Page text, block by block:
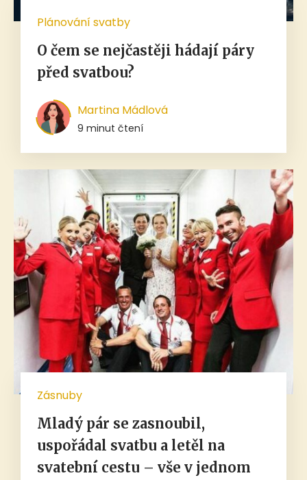
Plánování svatby
O čem se nejčastěji hádají páry
před svatbou?
Martina Mádlová
9 minut čtení
Zásnuby
Mladý pár se zasnoubil,
uspořádal svatbu a letěl na
svatební cestu – vše v jednom